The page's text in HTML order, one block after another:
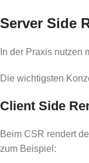
Server Side
In der Praxis nutzen
Die wichtigsten
Client Side
Beim CSR rendert
zum Beispiel: